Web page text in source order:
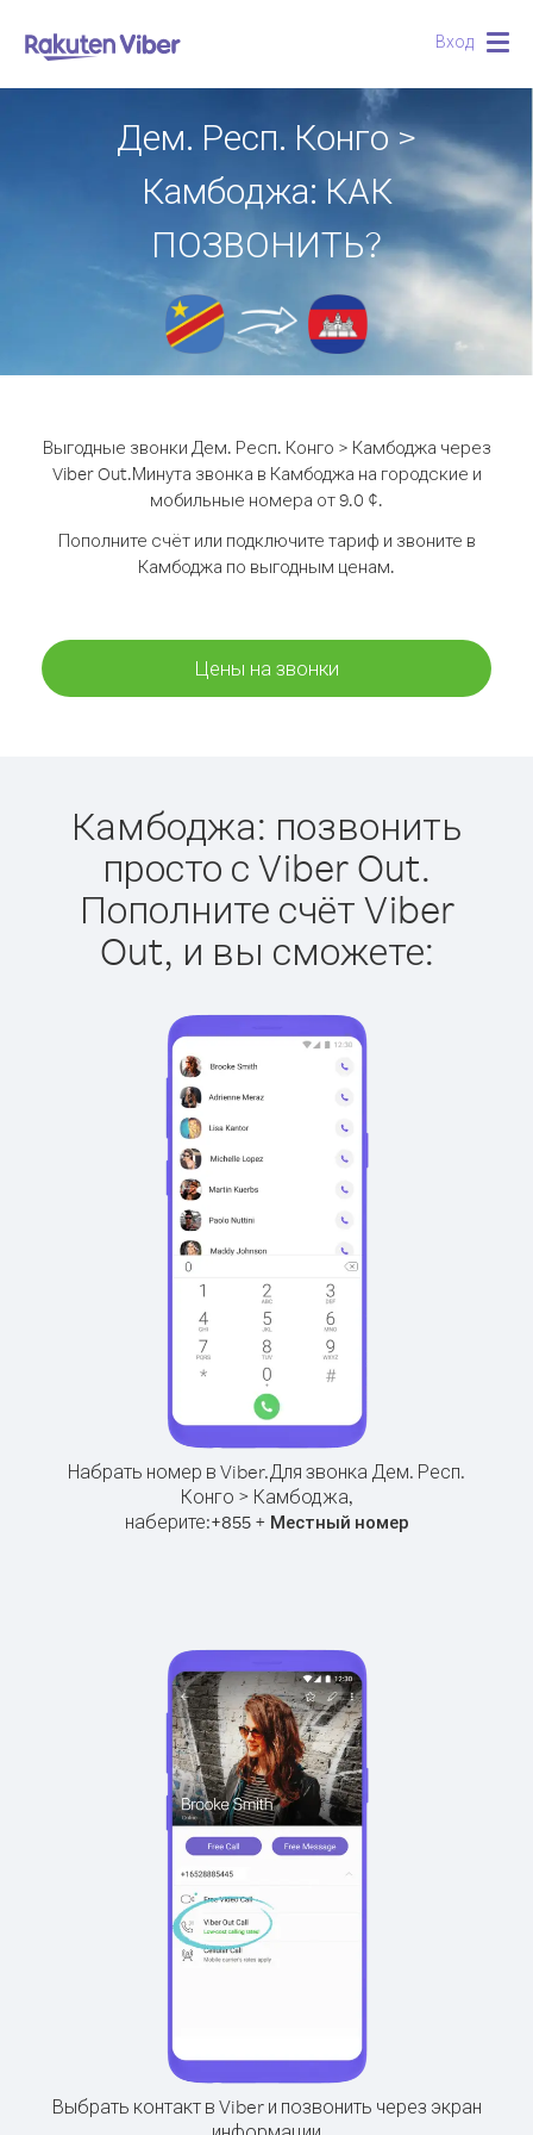
Вход
Дем. Респ. Конго >
Камбоджа: КАК
ПОЗВОНИТЬ?
Выгодные звонки Дем. Респ. Конго > Камбоджа через
Viber Out.Минута звонка в Камбоджа на городские и
мобильные номера от 9.0 ¢.
Пополните счёт или подключите тариф и звоните в
Камбоджа по выгодным ценам.
Цены на звонки
Камбоджа: позвонить
просто с Viber Out.
Пополните счёт Viber
Out, и вы сможете:
Набрать номер в Viber.Для звонка Дем. Респ.
Конго > Камбоджа,
наберите:+855+ Местный номер
Выбрать контакт в Viber и позвонить через экран